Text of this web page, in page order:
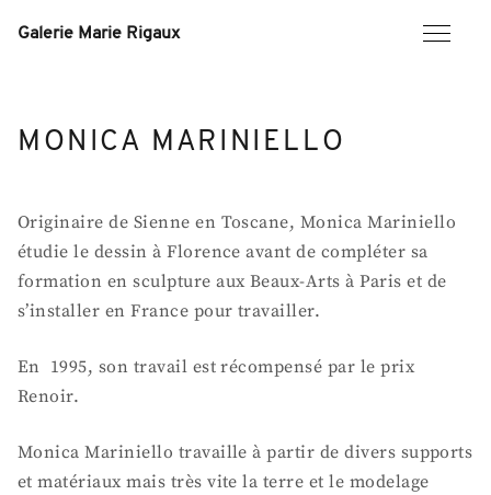
Galerie Marie Rigaux
MONICA MARINIELLO
Originaire de Sienne en Toscane, Monica Mariniello
étudie le dessin à Florence avant de compléter sa
formation en sculpture aux Beaux-Arts à Paris et de
s’installer en France pour travailler.
En 1995, son travail est récompensé par le prix
Renoir.
Monica Mariniello travaille à partir de divers supports
et matériaux mais très vite la terre et le modelage